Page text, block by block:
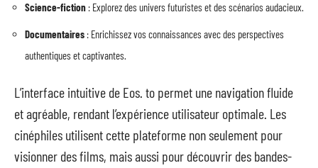
Science-fiction : Explorez des univers futuristes et des scénarios audacieux.
Documentaires : Enrichissez vos connaissances avec des perspectives
authentiques et captivantes.
L’interface intuitive de Eos. to permet une navigation fluide
et agréable, rendant l’expérience utilisateur optimale. Les
cinéphiles utilisent cette plateforme non seulement pour
visionner des films, mais aussi pour découvrir des bandes-